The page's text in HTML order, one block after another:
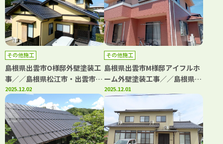
その他施工
島根県出雲市O様邸外壁塗装工
事／／島根県松江市・出雲市・
大田市・雲南市・鳥取県米子
市・境港市の「きじま塗装」
2025.12.02
その他施工
島根県出雲市M様邸アイフルホ
ーム外壁塗装工事／／島根県松
江市・出雲市・大田市・雲南
市・鳥取県米子市・境港市の
「きじま塗装」
2025.12.01